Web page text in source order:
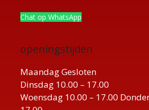
Chat op WhatsApp
openingstijden
Maandag Gesloten
Dinsdag 10.00 – 17.00
Woensdag 10.00 – 17.00